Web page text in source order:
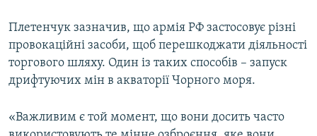
Плетенчук зазначив, що армія РФ застосовує різні
провокаційні засоби, щоб перешкоджати діяльності
торгового шляху. Один із таких способів – запуск
дрифтуючих мін в акваторії Чорного моря.
«Важливим є той момент, що вони досить часто